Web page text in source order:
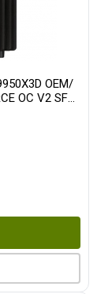
OEM/
OC V2 SFF